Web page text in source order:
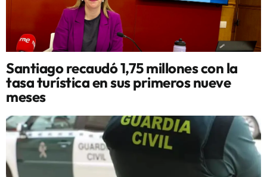
Santiago recaudó 1,75 millones con la
tasa turística en sus primeros nueve
meses